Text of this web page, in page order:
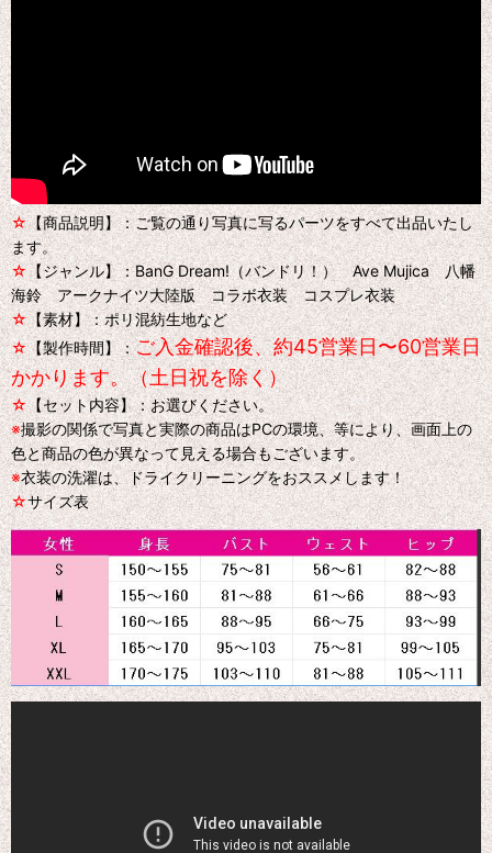
☆【商品説明】：ご覧の通り写真に写るパーツをすべて出品いたし
ます。
☆【ジャンル】：BanG Dream!（バンドリ！） Ave Mujica 八幡
海鈴 アークナイツ大陸版 コラボ衣装 コスプレ衣装
☆【素材】：ポリ混紡生地など
☆【製作時間】：ご入金確認後、約45営業日〜60営業日
かかります。（土日祝を除く）
☆【セット内容】：お選びください。
※撮影の関係で写真と実際の商品はPCの環境、等により、画面上の
色と商品の色が異なって見える場合もございます。
※衣装の洗濯は、ドライクリーニングをおススメします！
☆サイズ表